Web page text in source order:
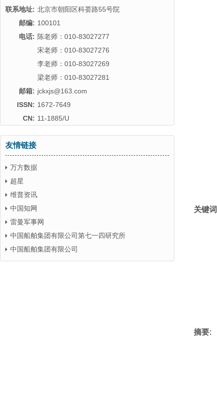
联系地址: 北京市朝阳区科荟路55号院
邮编: 100101
电话: 陈老师：010-83027277
宋老师：010-83027276
李老师：010-83027269
梁老师：010-83027281
邮箱: jckxjs@163.com
ISSN: 1672-7649
CN: 11-1885/U
友情链接
万方数据
超星
维普资讯
中国知网
雷曼军事网
中国船舶集团有限公司第七一四研究所
中国船舶集团有限公司
关键
摘要: